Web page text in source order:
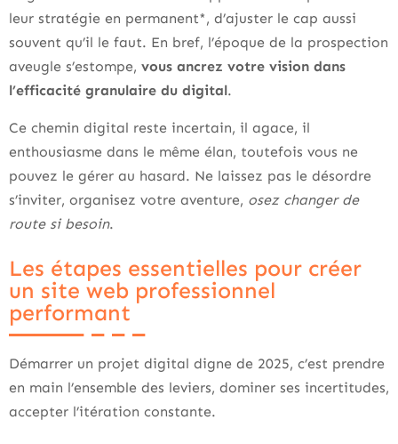
leur stratégie en permanent*, d’ajuster le cap aussi
souvent qu’il le faut. En bref, l’époque de la prospection
aveugle s’estompe, vous ancrez votre vision dans
l’efficacité granulaire du digital.
Ce chemin digital reste incertain, il agace, il
enthousiasme dans le même élan, toutefois vous ne
pouvez le gérer au hasard. Ne laissez pas le désordre
s’inviter, organisez votre aventure, osez changer de
route si besoin.
Les étapes essentielles pour créer
un site web professionnel
performant
Démarrer un projet digital digne de 2025, c’est prendre
en main l’ensemble des leviers, dominer ses incertitudes,
accepter l’itération constante.